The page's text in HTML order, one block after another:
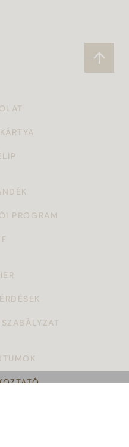
PROGRAM